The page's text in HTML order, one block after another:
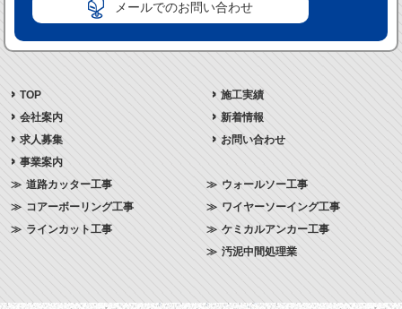
メールでのお問い合わせ
TOP
施工実績
会社案内
新着情報
事業案内
道路カッター工事
コアーボーリング工事
ラインカット工事
ウォールソー工事
ワイヤーソーイング工事
ケミカルアンカー工事
汚泥中間処理業
求人募集 お問い合わせ